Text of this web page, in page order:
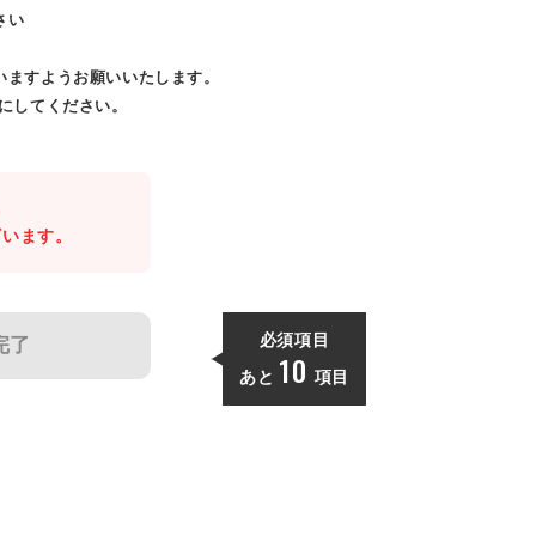
い
すようお願いいたします。
してください。
ます。
了 必須項目
あと 10 項目